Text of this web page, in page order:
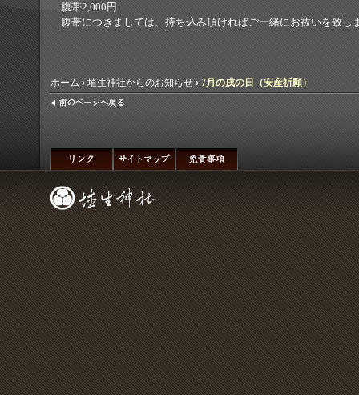
腹帯2,000円
腹帯につきましては、持ち込み頂ければご一緒にお祓いを致し
ホーム › 埴生神社からのお知らせ › 7月の戌の日（安産祈願）